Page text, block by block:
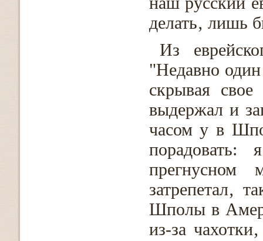
делать‚ лишь
Из
"Недавно
скрывая
выдержал и
часом у в
затрепетал‚
Шполы в
из-за